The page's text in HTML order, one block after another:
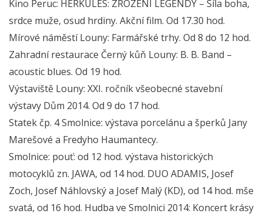
Kino Peruc: HERKULES: ZROZENÍ LEGENDY – Síla boha,
srdce muže, osud hrdiny. Akční film. Od 17.30 hod.
Mírové náměstí Louny: Farmářské trhy. Od 8 do 12 hod.
Zahradní restaurace Černý kůň Louny: B. B. Band –
acoustic blues. Od 19 hod.
Výstaviště Louny: XXI. ročník všeobecné stavební
výstavy Dům 2014. Od 9 do 17 hod.
Statek čp. 4 Smolnice: výstava porcelánu a šperků Jany
Marešové a Fredyho Haumantecy.
Smolnice: pouť: od 12 hod. výstava historických
motocyklů zn. JAWA, od 14 hod. DUO ADAMIS, Josef
Zoch, Josef Náhlovský a Josef Malý (KD), od 14 hod. mše
svatá, od 16 hod. Hudba ve Smolnici 2014: Koncert krásy